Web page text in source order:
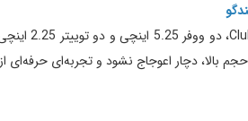
بالا، دچار اعوجاج نشود و تجربه‌ای حرفه‌ای